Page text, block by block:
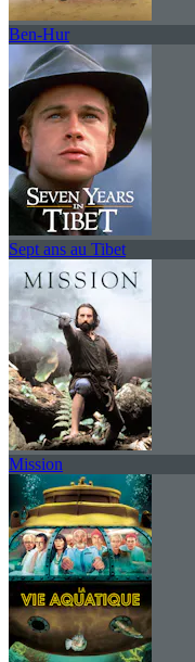
Ben-Hur
Sept ans au Tibet
Mission